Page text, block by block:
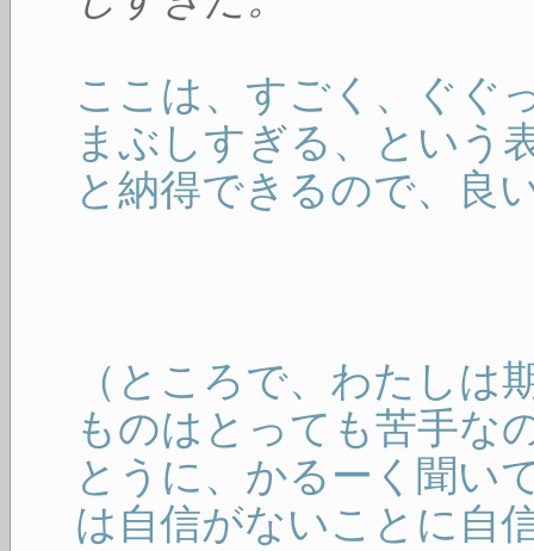
ここは、すごく、ぐぐ
まぶしすぎる、という
と納得できるので、良
（ところで、わたしは
ものはとっても苦手な
とうに、かるーく聞い
は自信がないことに自